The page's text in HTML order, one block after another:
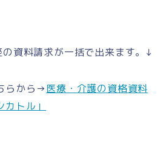
資料請求が一括で出来ます。↓
らから→医療・介護の資格資料
トル」